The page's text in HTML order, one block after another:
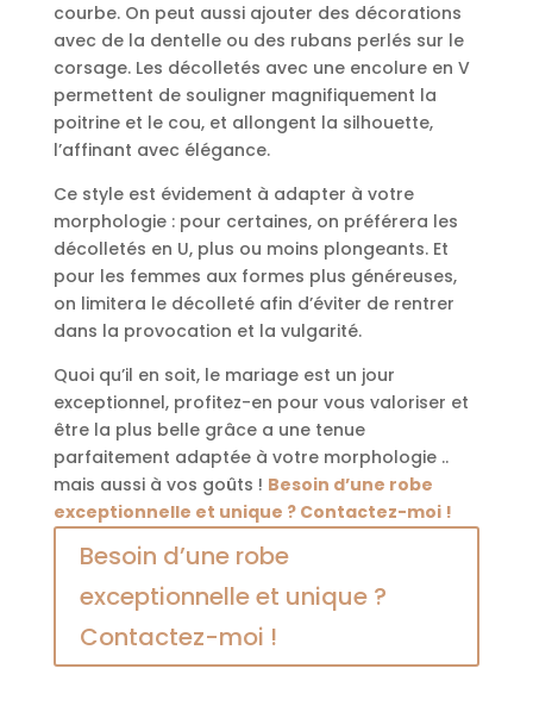
courbe. On peut aussi ajouter des décorations
avec de la dentelle ou des rubans perlés sur le
corsage. Les décolletés avec une encolure en V
permettent de souligner magnifiquement la
poitrine et le cou, et allongent la silhouette,
l’affinant avec élégance.
Ce style est évidement à adapter à votre
morphologie : pour certaines, on préférera les
décolletés en U, plus ou moins plongeants. Et
pour les femmes aux formes plus généreuses,
on limitera le décolleté afin d’éviter de rentrer
dans la provocation et la vulgarité.
Quoi qu’il en soit, le mariage est un jour
exceptionnel, profitez-en pour vous valoriser et
être la plus belle grâce a une tenue
parfaitement adaptée à votre morphologie ..
mais aussi à vos goûts ! Besoin d’une robe
exceptionnelle et unique ? Contactez-moi !
Besoin d’une robe
exceptionnelle et unique ?
Contactez-moi !